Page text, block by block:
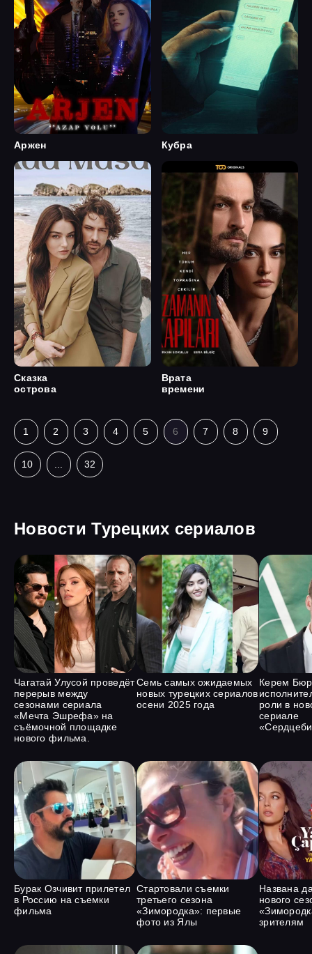
Аржен Кубра
Сказка
острова
Врата
времени
1 2 3 4 5 6 7 8 9
10 32
Новости Турецких сериалов
Чагатай Улусой проведёт
перерыв между
сезонами сериала
«Мечта Эшрефа» на
съёмочной площадке
нового фильма.
Семь самых ожидаемых
новых турецких сериалов
осени 2025 года
Керем
роли в
сериале
Бурак Озчивит прилетел
в Россию на съемки
фильма
Стартовали съемки
третьего сезона
«Зимородка»: первые
фото из Ялы
Названа
нового
зрителям